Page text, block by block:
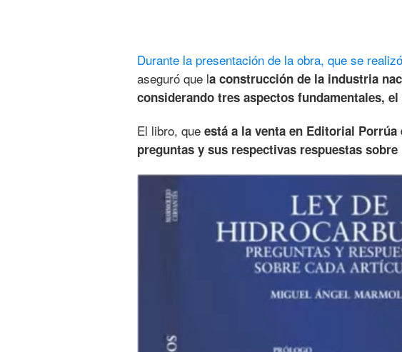
Durante la presentación de la obra, que se
aseguró que la construcción de la industria
considerando tres aspectos fundamentales,
El libro, que está a la venta en Editorial
preguntas y sus respectivas respuestas